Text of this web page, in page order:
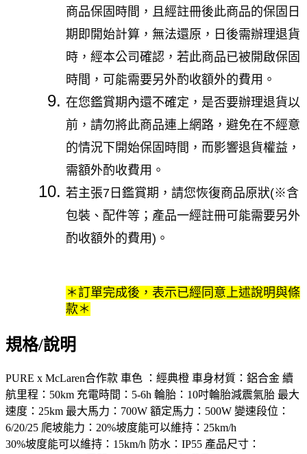
商品保固時間，且經註冊後此商品的保固日
期即開始計算，無法還原，日後需辦理退貨
時，經本公司確認，若此商品已被開啟保固
時間，可能需要另外酌收額外的費用。
在您鑑賞期內還不確定，是否要辦理退貨以
前，請勿將此商品連上網路，避免在不經意
的情況下開始保固時間，而影響退貨權益，
需額外酌收費用。
若主張7日鑑賞期，請您恢復商品原狀(※含
包裝、配件等；產品一經註冊可能需要另外
酌收額外的費用)。
＊訂單完成後，表示已經同意上述說明與條
款＊
規格/說明
PURE x McLaren合作款 車色 ：經典橙 車身材質：鋁合金 續
航里程：50km 充電時間：5-6h 輪胎：10吋輪胎減震氣胎 最大
速度：25km 最大馬力：700W 額定馬力：500W 變速段位：
6/20/25 爬坡能力：20%坡度能可以維持：25km/h
30%坡度能可以維持：15km/h 防水：IP55 產品尺寸：